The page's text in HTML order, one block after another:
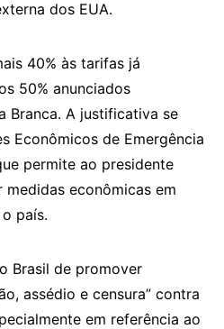
dos EUA.
40% às tarifas já
50% anunciados
Branca. A justificativa se
Econômicos de Emergência
permite ao presidente
econômicas em
país.
Brasil de promover
assédio e censura” contra
em referência ao